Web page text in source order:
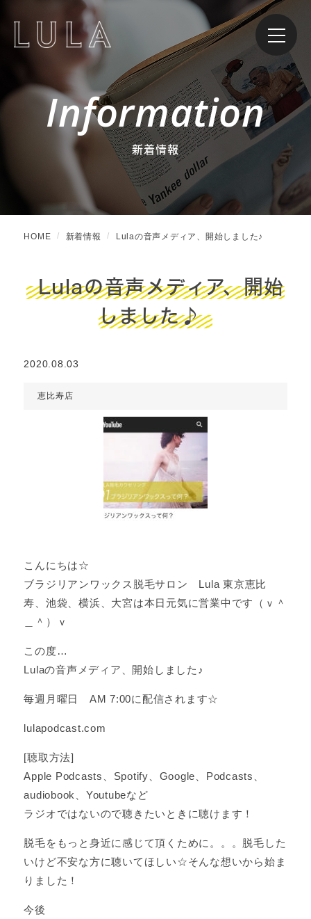
Information
新着情報
HOME 新着情報 Lulaの音声メディア、開始しました♪
Lulaの音声メディア、開始
しました♪
2020.08.03
恵比寿店
こんにちは☆
ブラジリアンワックス脱毛サロン Lula 東京恵比
寿、池袋、横浜、大宮は本日元気に営業中です（ｖ＾
＿＾）ｖ
この度…
Lulaの音声メディア、開始しました♪
毎週月曜日 AM 7:00に配信されます☆
lulapodcast.com
[聴取方法]
Apple Podcasts、Spotify、Google、Podcasts、
audiobook、Youtubeなど
ラジオではないので聴きたいときに聴けます！
脱毛をもっと身近に感じて頂くために。。。脱毛した
いけど不安な方に聴いてほしい☆そんな想いから始ま
りました！
今後